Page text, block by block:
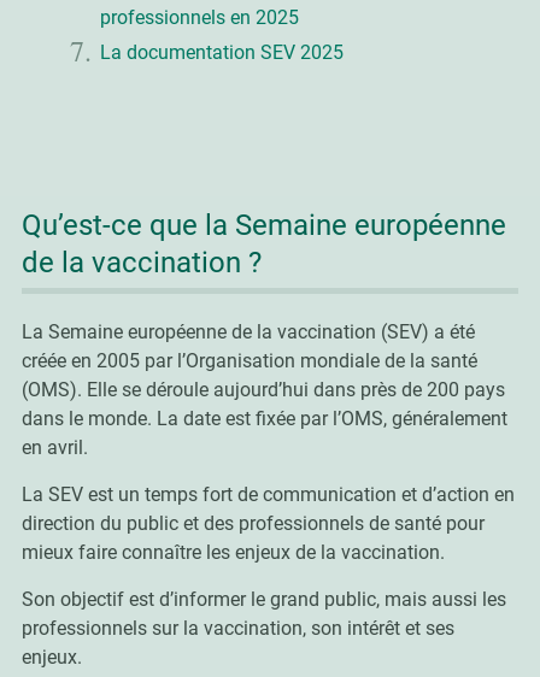
professionnels en 2025
La documentation SEV 2025
Qu’est-ce que la Semaine européenne
de la vaccination ?
La Semaine européenne de la vaccination (SEV) a été
créée en 2005 par l’Organisation mondiale de la santé
(OMS). Elle se déroule aujourd’hui dans près de 200 pays
dans le monde. La date est fixée par l’OMS, généralement
en avril.
La SEV est un temps fort de communication et d’action en
direction du public et des professionnels de santé pour
mieux faire connaître les enjeux de la vaccination.
Son objectif est d’informer le grand public, mais aussi les
professionnels sur la vaccination, son intérêt et ses
enjeux.